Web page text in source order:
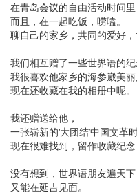
在青岛会议的自由活动时间里
而且，在一起吃饭，唠嗑。
聊自己的家乡，共同的爱好，
我们相互赠了一些世界语的纪
我很喜欢他家乡的海参崴美丽
现在还收藏在我的相册中呢。
我还赠送给他，
一张崭新的‘大团结’中国文革
现在很难找到，留作收藏纪念
没有想到，世界语朋友遍天
又能在延吉见面。